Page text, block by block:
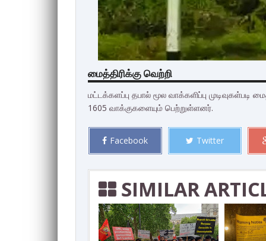
மைத்திரிக்கு வெற்றி
மட்டக்களப்பு தபால் மூல வாக்களிப்பு முடிவுகள்படி
1605 வாக்குகளையும் பெற்றுள்ளனர்.
Facebook Twitter
SIMILAR